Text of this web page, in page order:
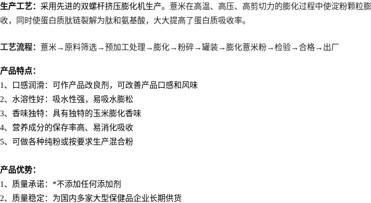
生产工艺： 采用先进的双螺杆挤压膨化机生产。 薏米在高温、高压、高剪切力的膨化过程中使淀粉颗粒
收，同时使蛋白质肽链裂解为肽和氨基酸，大大提高了蛋白质吸收率。
工艺流程： 薏米→原料筛选→预加工处理→膨化→粉碎→罐装→膨化薏米粉→检验→合格→出厂
产品特点：
1 、口感润滑：可作产品改良剂，可改善产品口感和风味
2、水溶性好：吸水性强，易吸水膨松
3、香味独特：具有独特的玉米膨化香味
4、营养成分的保存率高、易消化吸收
5、可做各种纯粉或按要求生产混合粉
产品优势：
1 、质量承诺：*不添加任何添加剂
2、质量稳定：为国内多家大型保健品企业长期供货